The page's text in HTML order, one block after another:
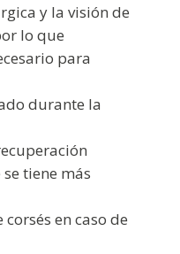
y la visión de
lo que
para
durante la
tiene más
en caso de